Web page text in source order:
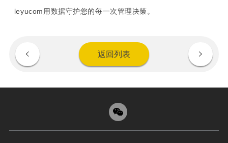
leyucom用数据守护您的每一次管理决策。
返回列表